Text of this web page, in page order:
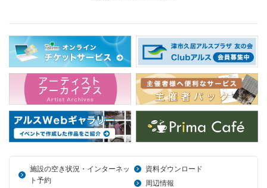
施設の空き状況・インターネッ
ト予約
資料ダウンロード
周辺情報